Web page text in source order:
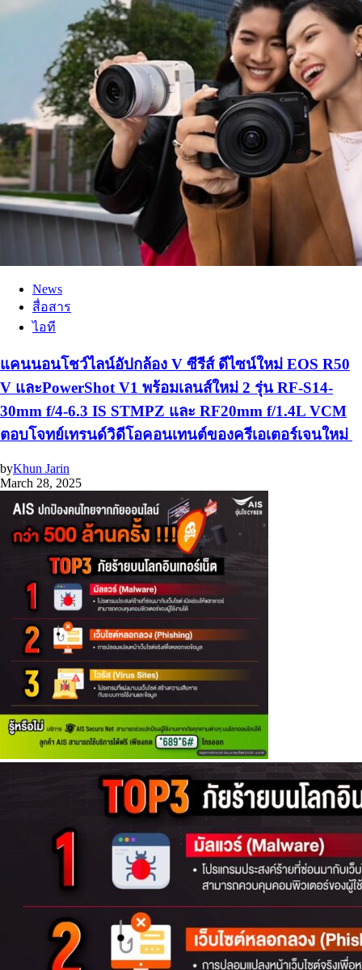
News
สื่อสาร
ไอที
แคนนอนโชว์ไลน์อัปกล้อง V ซีรีส์ ดีไซน์ใหม่ EOS R50
V และPowerShot V1 พร้อมเลนส์ใหม่ 2 รุ่น RF-S14-
30mm f/4-6.3 IS STMPZ และ RF20mm f/1.4L VCM
ตอบโจทย์เทรนด์วิดีโอคอนเทนต์ของครีเอเตอร์เจนใหม่
byKhun Jarin
March 28, 2025